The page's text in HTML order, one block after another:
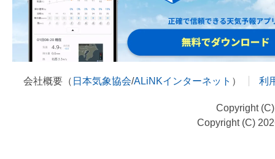
会社概要（ 日本気象協会/ALiNKインターネット ） 利
Copyright
Copyright (C)